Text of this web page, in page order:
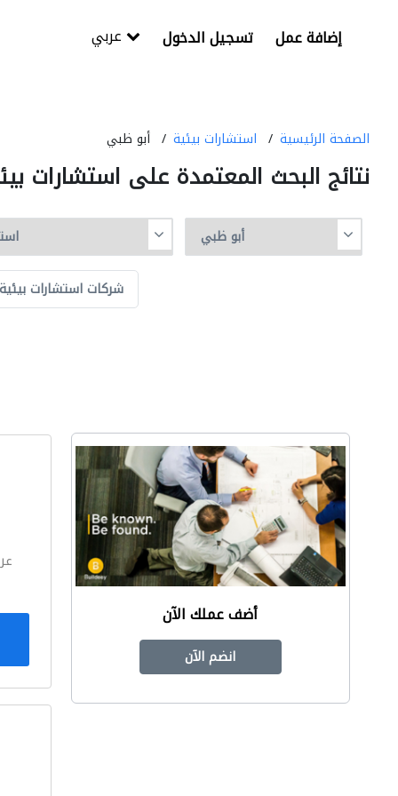
تسجيل الدخول إضافة عمل
الصفحة الرئيسية استشارات بيئية أبو ظبي
نتائج البحث المعتمدة على استشارات
شركات استشارات
أضف عملك الآن
انضم الآن